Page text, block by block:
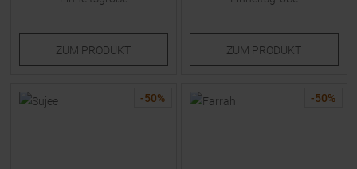
ZUM PRODUKT ZUM PRODUKT
-50% -50%